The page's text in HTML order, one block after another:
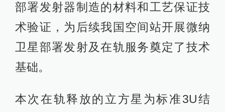
部署发射器制造的材料和工艺保证技
术验证，为后续我国空间站开展微纳
卫星部署发射及在轨服务奠定了技术
基础。
本次在轨释放的立方星为标准3U结